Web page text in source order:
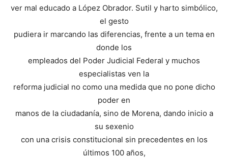
ver mal educado a López Obrador. Sutil y harto simbólico,
el gesto
pudiera ir marcando las diferencias, frente a un tema en
donde los
empleados del Poder Judicial Federal y muchos
especialistas ven la
reforma judicial no como una medida que no pone dicho
poder en
manos de la ciudadanía, sino de Morena, dando inicio a
su sexenio
con una crisis constitucional sin precedentes en los
últimos 100 años,